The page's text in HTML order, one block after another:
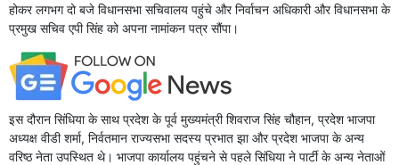
होकर लगभग दो बजे विधानसभा सचिवालय पहुंचे और निर्वाचन अधिकारी और विधानसभा के
प्रमुख सचिव एपी सिंह को अपना नामांकन पत्र सौंपा।
इस दौरान सिंधिया के साथ प्रदेश के पूर्व मुख्यमंत्री शिवराज सिंह चौहान, प्रदेश भाजपा
अध्यक्ष वीडी शर्मा, निर्वतमान राज्यसभा सदस्य प्रभात झा और प्रदेश भाजपा के अन्य
वरिष्ठ नेता उपस्थित थे। भाजपा कार्यालय पहुंचने से पहले सिंधिया ने पार्टी के अन्य नेताओं